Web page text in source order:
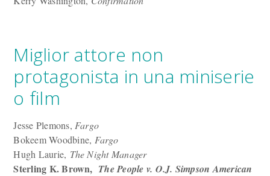
Miglior attore non
protagonista in una miniserie
o film
Jesse Plemons, Fargo
Bokeem Woodbine, Fargo
Hugh Laurie, The Night Manager
Sterling K. Brown, The People v. O.J. Simpson American